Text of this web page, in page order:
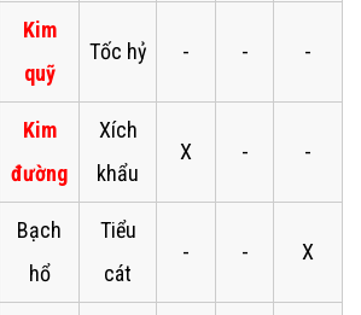
Kim
quỹ
Tốc hỷ - - -
Kim
đường
Xích
khẩu
X - -
Bạch
hổ
Tiểu
cát
- - X